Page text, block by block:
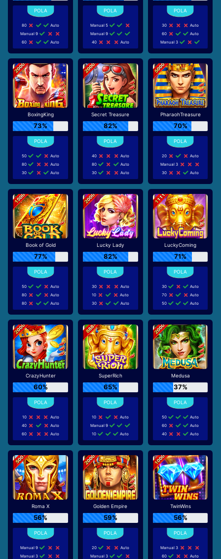
80
Auto
Manual 9
60
Auto
Manual 5
Manual 9
40
Auto
30
Auto
60
Auto
Manual 3
BoxingKing
73%
50
Auto
80
Auto
30
Auto
Secret Treasure
82%
40
Auto
80
Auto
30
Auto
PharaohTreasure
70%
20
Auto
Manual 3
30
Auto
Book of Gold
77%
50
Auto
80
Auto
80
Auto
Lucky Lady
82%
30
Auto
10
Auto
30
Auto
LuckyComing
71%
30
Auto
70
Auto
50
Auto
CrazyHunter
60%
10
Auto
40
Auto
60
Auto
SuperRich
65%
10
Auto
Manual 9
10
Auto
Medusa
37%
50
Auto
60
Auto
40
Auto
Roma X
56%
Manual 9
Manual 3
Golden Empire
59%
20
Auto
Manual 3
TwinWins
56%
Manual 3
60
Auto